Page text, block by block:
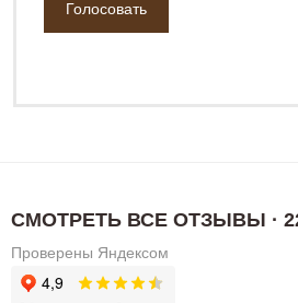
СМОТРЕТЬ ВСЕ ОТЗЫВЫ ·
Проверены Яндексом